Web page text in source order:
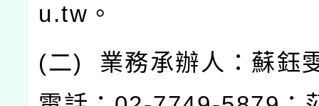
u.tw 。
(二) 業務承辦人：蘇鈺